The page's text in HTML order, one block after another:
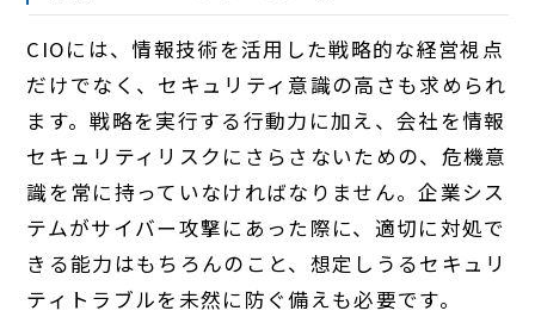
CIOには、情報技術を活用した戦略的な経営視点
だけでなく、セキュリティ意識の高さも求められ
ます。戦略を実行する行動力に加え、会社を情報
セキュリティリスクにさらさないための、危機意
識を常に持っていなければなりません。企業シス
テムがサイバー攻撃にあった際に、適切に対処で
きる能力はもちろんのこと、想定しうるセキュリ
ティトラブルを未然に防ぐ備えも必要です。